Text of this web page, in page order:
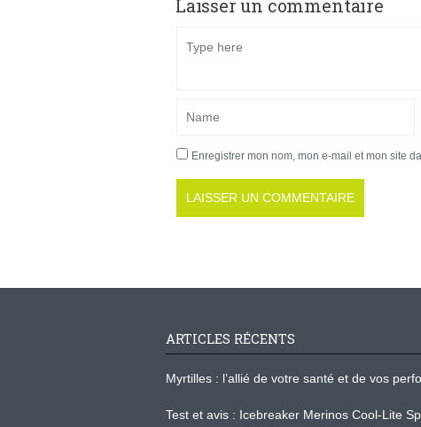
Laisser un commentaire
Enregistrer mon nom, mon e-mail et mon site
ARTICLES RÉCENTS
Myrtilles : l’allié de votre santé et de vos
Test et avis : Icebreaker Merinos Cool-Lite